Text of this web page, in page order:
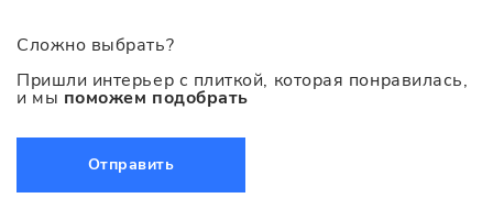
Сложно выбрать?
Пришли интерьер с плиткой, которая понравилась,
и мы поможем подобрать
Отправить